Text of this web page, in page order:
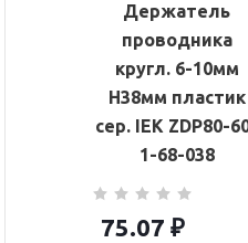
Держатель
проводника
кругл. 6-10мм
H38мм пластик
сер. IEK ZDP80-
1-68-038
75.07 ₽